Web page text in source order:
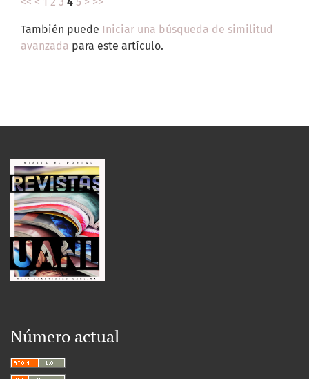
También puede Iniciar una búsqueda de similitud
avanzada para este artículo.
Número actual